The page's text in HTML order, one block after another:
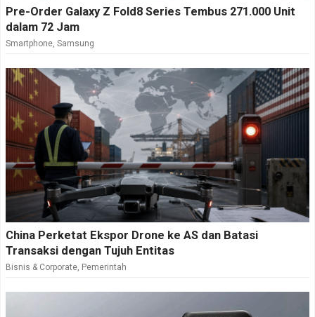
Pre-Order Galaxy Z Fold8 Series Tembus 271.000 Unit
dalam 72 Jam
Smartphone Samsung
China Perketat Ekspor Drone ke AS dan Batasi
Transaksi dengan Tujuh Entitas
Bisnis & Corporate Pemerintah